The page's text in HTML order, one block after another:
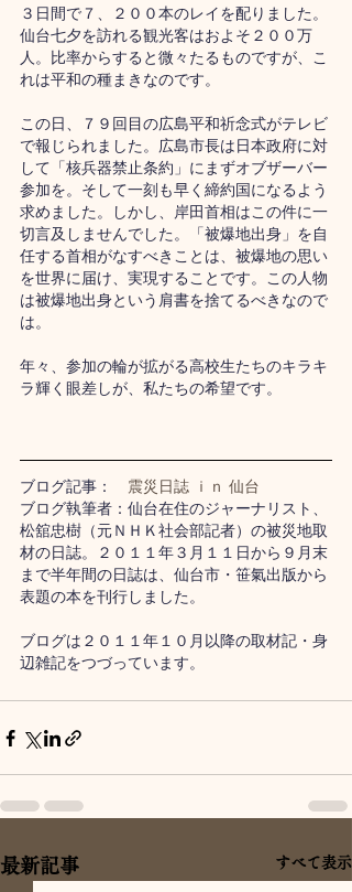
３日間で７、２００本のレイを配りました。
仙台七夕を訪れる観光客はおよそ２００万
人。比率からすると微々たるものですが、こ
れは平和の種まきなのです。
この日、７９回目の広島平和祈念式がテレビ
で報じられました。広島市長は日本政府に対
して「核兵器禁止条約」にまずオブザーバー
参加を。そして一刻も早く締約国になるよう
求めました。しかし、岸田首相はこの件に一
切言及しませんでした。「被爆地出身」を自
任する首相がなすべきことは、被爆地の思い
を世界に届け、実現することです。この人物
は被爆地出身という肩書を捨てるべきなので
は。
年々、参加の輪が拡がる高校生たちのキラキ
ラ輝く眼差しが、私たちの希望です。
ブログ記事： 震災日誌 ｉｎ 仙台
ブログ執筆者：仙台在住のジャーナリスト、
松舘忠樹（元ＮＨＫ社会部記者）の被災地取
材の日誌。２０１１年３月１１日から９月末
まで半年間の日誌は、仙台市・笹氣出版から
表題の本を刊行しました。
ブログは２０１１年１０月以降の取材記・身
辺雑記をつづっています。
最新記事 すべて表示